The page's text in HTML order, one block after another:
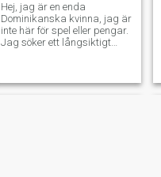
Hej, jag är en enda
Dominikanska kvinna, jag är
inte här för spel eller pengar.
Jag söker ett långsiktigt